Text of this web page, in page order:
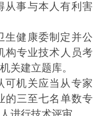
从事与本人有利害
健康委制定并公
构专业技术人员考
关建立题库。
机关应当从专家
的三至七名单数专